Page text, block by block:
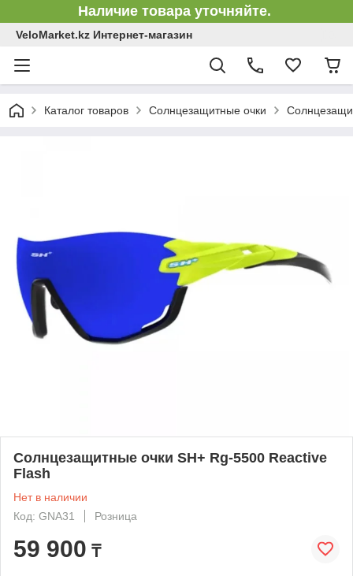
Наличие товара уточняйте.
VeloMarket.kz Интернет-магазин
Каталог товаров Солнцезащитные очки
Солнцезащитные очки SH+ Rg-5500 Reactive
Flash
Нет в наличии
Код: GNA31
Розница
59 900 ₸